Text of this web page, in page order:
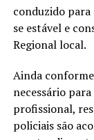
conduzido
se estável e
Regional local.
Ainda
necessário
profissional,
policiais são